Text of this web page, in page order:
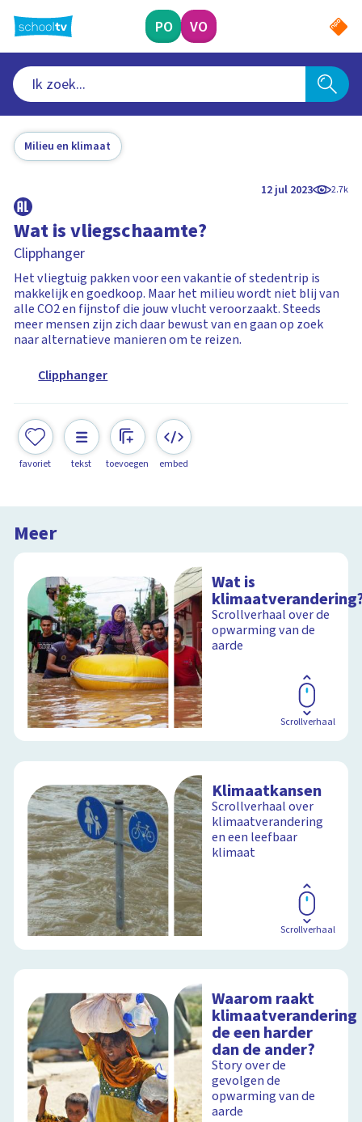
naar
hoofdinhoud
PO VO
Milieu en klimaat
12 jul 2023 2.7k
Wat is vliegschaamte?
Clipphanger
Het vliegtuig pakken voor een vakantie of stedentrip is
makkelijk en goedkoop. Maar het milieu wordt niet blij van
alle CO2 en fijnstof die jouw vlucht veroorzaakt. Steeds
meer mensen zijn zich daar bewust van en gaan op zoek
naar alternatieve manieren om te reizen.
Clipphanger
favoriet tekst toevoegen embed
Meer
Wat is
Scrollverhaal over de
opwarming van de
aarde
Scrollverhaal
Klimaatkansen
Scrollverhaal over
klimaatverandering
en een leefbaar
klimaat
Scrollverhaal
Waarom raakt
klimaatverandering
de een harder
dan de ander?
Story over de
gevolgen de
opwarming van de
aarde